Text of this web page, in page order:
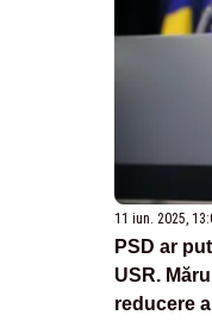
11 iun. 2025,
PSD ar
USR.
reducere